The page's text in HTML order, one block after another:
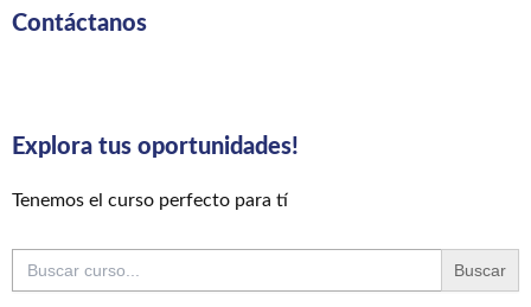
Contáctanos
Explora tus oportunidades!
Tenemos el curso perfecto para tí
Buscar: